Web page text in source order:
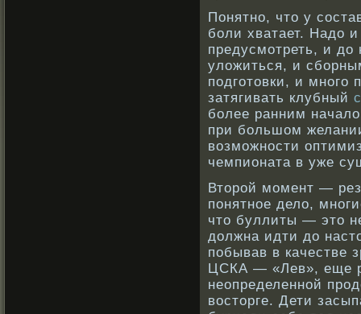
Понятно, что у
боли хватает. Надо
предусмотреть, и
уложиться, и
подготовки, и много
затягивать клубный
более ранним
при большом
возможности
чемпионата в уже
Второй момент —
понятное дело,
что буллиты — это
должна идти до
побывав в качестве
ЦСКА — «Лев», еще
неопределенной
восторге. Дети